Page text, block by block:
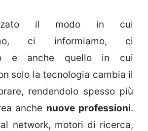
il modo in cui
ci informiamo, ci
e anche quello in cui
solo la tecnologia cambia il
rendendolo spesso più
anche nuove professioni.
network, motori di ricerca,